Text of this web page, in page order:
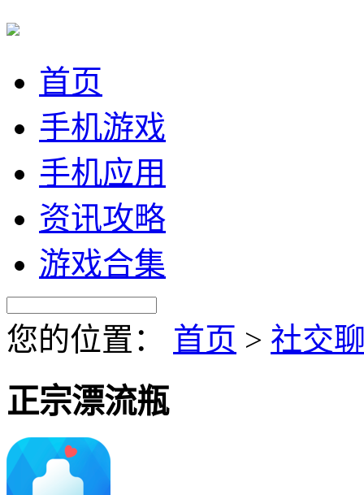
首页
手机游戏
手机应用
资讯攻略
游戏合集
您的位置： 首页 > 社交
正宗漂流瓶